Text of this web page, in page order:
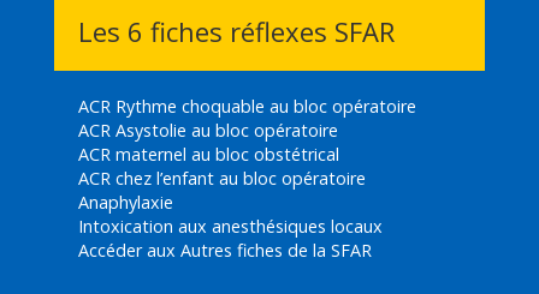
Les 6 fiches réflexes SFAR
ACR Rythme choquable au bloc opératoire
ACR Asystolie au bloc opératoire
ACR maternel au bloc obstétrical
ACR chez l’enfant au bloc opératoire
Anaphylaxie
Intoxication aux anesthésiques locaux
Accéder aux Autres fiches de la SFAR